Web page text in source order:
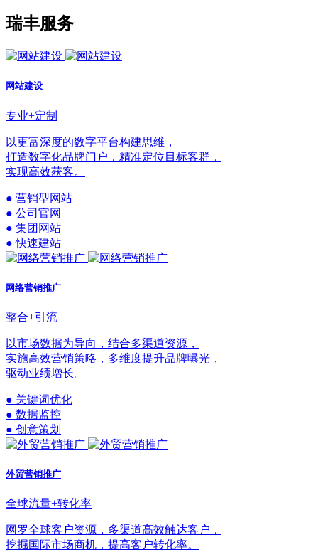
瑞丰服务
网站建设
专业+定制
以更富深度的数字平台构建思维，
打造数字化品牌门户，精准定位目标客群，
实现高效获客。
● 营销型网站
● 公司官网
● 集团网站
● 快速建站
网络营销推广
整合+引流
以市场数据为导向，结合多渠道资源，
实施高效营销策略，多维度提升品牌曝光，
驱动业绩增长。
● 关键词优化
● 数据监控
● 创意策划
外贸营销推广
全球流量+转化率
网罗全球客户资源，多渠道高效触达客户，
挖掘国际市场商机，提高客户转化率。